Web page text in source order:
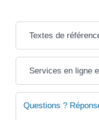
Textes de
Services en ligne
Questions ?